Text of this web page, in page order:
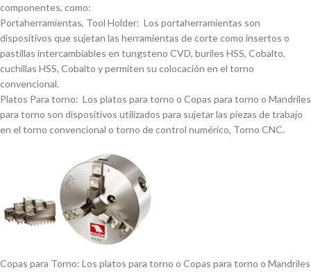
componentes, como:
Portaherramientas, Tool Holder: Los portaherramientas son
dispositivos que sujetan las herramientas de corte como insertos o
pastillas intercambiables en tungsteno CVD, buriles HSS, Cobalto,
cuchillas HSS, Cobalto y permiten su colocación en el torno
convencional.
Platos Para torno: Los platos para torno o Copas para torno o Mandriles
para torno son dispositivos utilizados para sujetar las piezas de trabajo
en el torno convencional o torno de control numérico, Torno CNC.
Copas para Torno: Los platos para torno o Copas para torno o Mandriles